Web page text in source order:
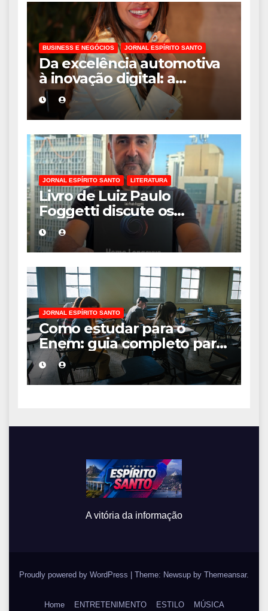
BUSINESS E NEGÓCIOS JORNAL ESPÍRITO SANTO
Da excelência automotiva
à inovação digital: a
trajetória internacional da
empresária Adriene Silva
JORNAL ESPÍRITO SANTO LITERATURA
Livro de Luiz Paulo
Foggetti discute os
desafios de uma
sociedade onde viver até
aos 120 anos poderá ser
realidade
JORNAL ESPÍRITO SANTO
Como estudar para o
Enem: guia completo para
conquistar a vaga na
universidade
A vitória da informação
Proudly powered by WordPress | Theme: Newsup by Themeansar.
Home ENTRETENIMENTO ESTILO MÚSICA